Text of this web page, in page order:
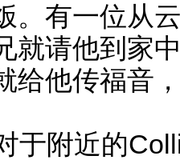
。有一位从
就请他到家
给他传福音
附近的